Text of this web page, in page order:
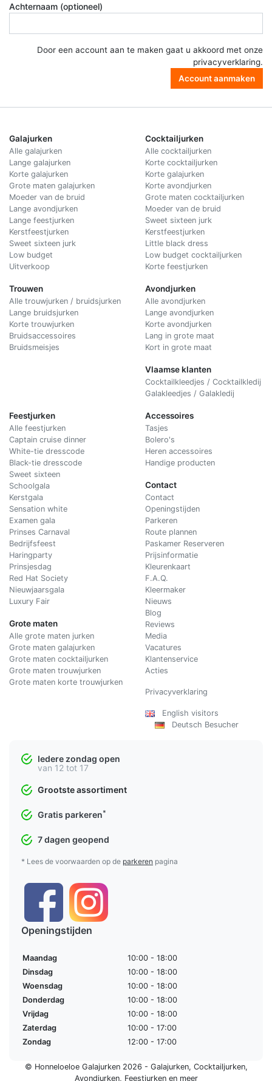
Achternaam (optioneel)
Door een account aan te maken gaat u akkoord met onze
privacyverklaring.
Account aanmaken
Galajurken
Alle galajurken
Lange galajurken
Korte galajurken
Grote maten galajurken
Moeder van de bruid
Lange avondjurken
Lange feestjurken
Kerstfeestjurken
Sweet sixteen jurk
Low budget
Uitverkoop
Trouwen
Alle trouwjurken / bruidsjurken
Lange bruidsjurken
Korte trouwjurken
Bruidsaccessoires
Bruidsmeisjes
Cocktailjurken
Alle cocktailjurken
Korte cocktailjurken
Korte galajurken
Korte avondjurken
Grote maten cocktailjurken
Moeder van de bruid
Sweet sixteen jurk
Kerstfeestjurken
Little black dress
Low budget cocktailjurken
Korte feestjurken
Avondjurken
Alle avondjurken
Lange avondjurken
Korte avondjurken
Lang in grote maat
Kort in grote maat
Vlaamse klanten
Cocktailkleedjes / Cocktailkledij
Galakleedjes / Galakledij
Feestjurken
Alle feestjurken
Captain cruise dinner
White-tie dresscode
Black-tie dresscode
Sweet sixteen
Schoolgala
Kerstgala
Sensation white
Examen gala
Prinses Carnaval
Bedrijfsfeest
Haringparty
Prinsjesdag
Red Hat Society
Nieuwjaarsgala
Luxury Fair
Grote maten
Alle grote maten jurken
Grote maten galajurken
Grote maten cocktailjurken
Grote maten trouwjurken
Grote maten korte trouwjurken
Accessoires
Tasjes
Bolero's
Heren accessoires
Handige producten
Contact
Contact
Openingstijden
Parkeren
Route plannen
Paskamer Reserveren
Prijsinformatie
Kleurenkaart
F.A.Q.
Kleermaker
Nieuws
Blog
Reviews
Media
Vacatures
Klantenservice
Acties
Privacyverklaring
English visitors
Deutsch Besucher
Iedere zondag open
van 12 tot 17
Grootste assortiment
Gratis parkeren*
7 dagen geopend
* Lees de voorwaarden op de parkeren pagina
Openingstijden
Maandag
10:00 - 18:00
Dinsdag
10:00 - 18:00
Woensdag
10:00 - 18:00
Donderdag
10:00 - 18:00
Vrijdag
10:00 - 18:00
Zaterdag
10:00 - 17:00
Zondag
12:00 - 17:00
© Honneloeloe Galajurken 2026 - Galajurken, Cocktailjurken,
Avondjurken, Feestjurkenen meer